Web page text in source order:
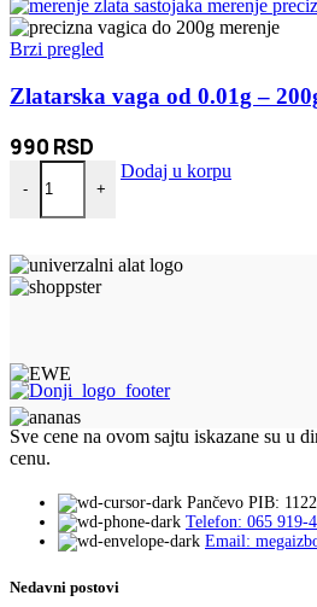
Brzi pregled
Zlatarska vaga od 0.01g –
990 RSD
-
Zlatarska vaga od 0.01g - 200g količina
+
Dodaj u korpu
Sve cene na ovom sajtu iskazane su u
cenu.
Pančevo PIB:
Telefon: 065 919-
Email:
Nedavni postovi